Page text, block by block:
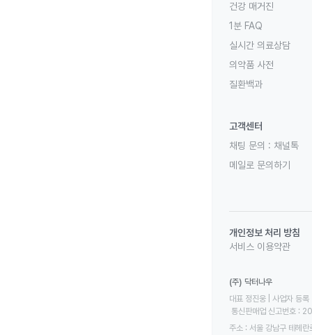
건강 매거진
1분 FAQ
실시간 의료상담
의약품 사전
질환백과
고객센터
채팅 문의 : 채널톡
메일로 문의하기
개인정보 처리 방침
서비스 이용약관
(주) 닥터나우
대표 정진웅 | 사업자
통신판매업 신고번호
주소 : 서울 강남구 테헤